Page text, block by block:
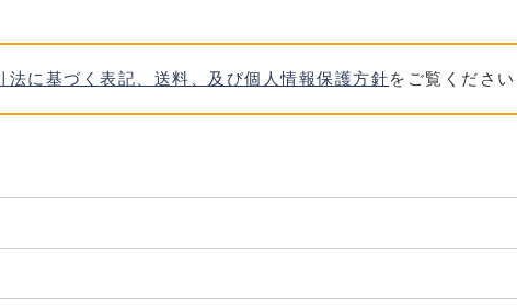
法に基づく表記、送料、及び個人情報保護方針をご覧ください